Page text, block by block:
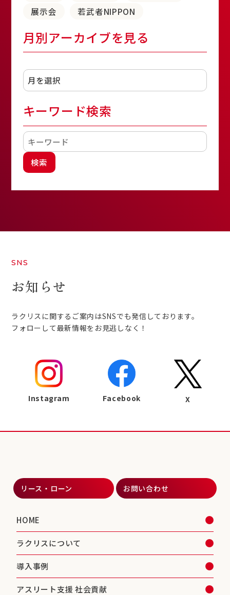
展示会
若武者NIPPON
月別アーカイブを見る
キーワード検索
検索
SNS
お知らせ
ラクリスに関するご案内はSNSでも発信しております。
フォローして最新情報をお見逃しなく！
Instagram Facebook X
リース・ローン お問い合わせ
HOME
ラクリスについて
導入事例
アスリート支援 社会貢献